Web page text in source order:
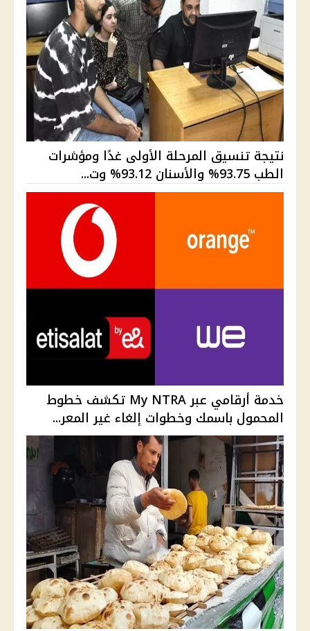
نتيجة تنسيق المرحلة الأولى غدًا ومؤشرات
الطب 93.75% والأسنان 93.12% وت...
خدمة أرقامي عبر My NTRA تكشف خطوط
المحمول باسمك وخطوات إلغاء غير المعر...